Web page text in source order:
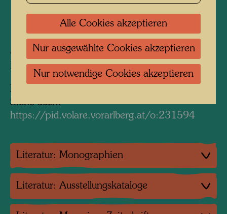
1982
4 übermalte Fotos, schriftliche
Designvorschläge
Information:
Siehe auch:
https://pid.volare.vorarlberg.at/o:231594
Literatur: Monographien
Literatur: Ausstellungskataloge
Alle Cookies akzeptieren
Nur ausgewählte Cookies akzeptieren
Nur notwendige Cookies akzeptieren